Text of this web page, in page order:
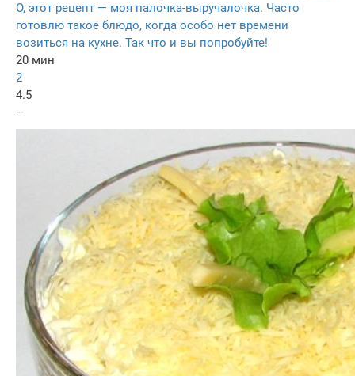
О, этот рецепт — моя палочка-выручалочка. Часто
готовлю такое блюдо, когда особо нет времени
возиться на кухне. Так что и вы попробуйте!
20 мин
2
4.5
–